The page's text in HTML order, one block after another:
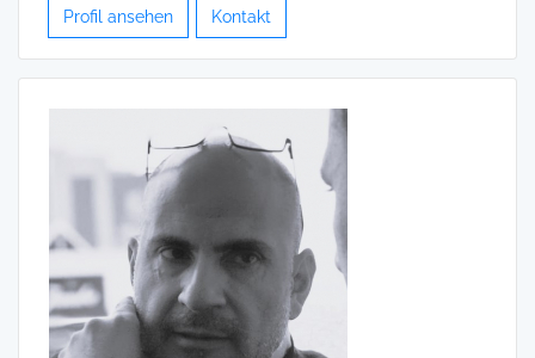
Profil ansehen Kontakt